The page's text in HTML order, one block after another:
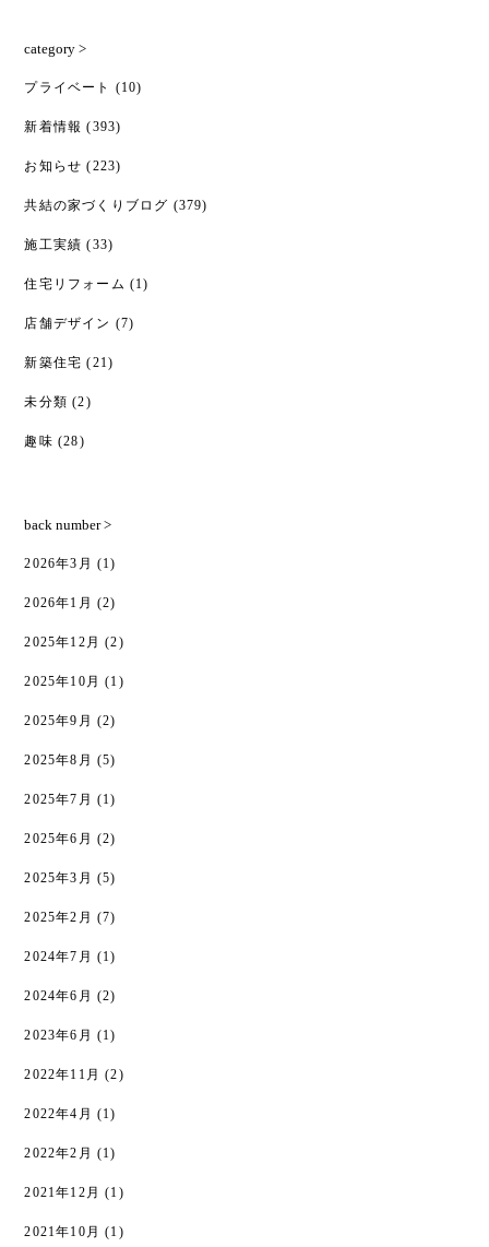
category >
プライベート (10)
新着情報 (393)
お知らせ (223)
共結の家づくりブログ (379)
施工実績 (33)
住宅リフォーム (1)
店舗デザイン (7)
新築住宅 (21)
未分類 (2)
趣味 (28)
back number >
2026年3月 (1)
2026年1月 (2)
2025年12月 (2)
2025年10月 (1)
2025年9月 (2)
2025年8月 (5)
2025年7月 (1)
2025年6月 (2)
2025年3月 (5)
2025年2月 (7)
2024年7月 (1)
2024年6月 (2)
2023年6月 (1)
2022年11月 (2)
2022年4月 (1)
2022年2月 (1)
2021年12月 (1)
2021年10月 (1)